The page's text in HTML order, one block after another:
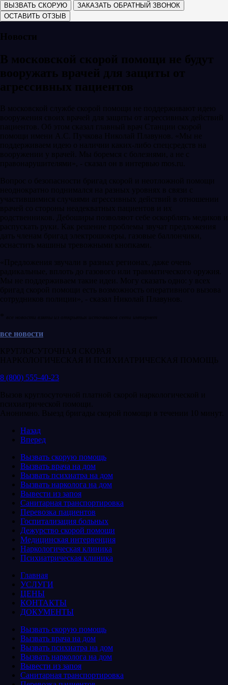
ВЫЗВАТЬ СКОРУЮ
ЗАКАЗАТЬ ОБРАТНЫЙ ЗВОНОК
ОСТАВИТЬ ОТЗЫВ
Новости
В московской скорой помощи не будут
вооружать врачей для защиты от
агрессивных пациентов
В московской службе скорой помощи не поддерживают идею
вооружения своих врачей для защиты от агрессивных действий
пациентов. Об этом сказал главный врач Станции скорой
помощи имени А.С. Пучкова Николай Плавунов. «Мы не
поддерживаем идею о наличии каких-либо спецсредств на
вооружении у врачей. Мы боремся с болезнями, а не с
правонарушителями», - сказал он в интервью mos.ru.
Вопрос о безопасности бригад скорой и неотложной помощи
неоднократно поднимался на разных уровнях в связи с
участившимися случаями агрессивных действий в отношении
врачей со стороны неадекватных пациентов и их
родственников. Дебоширы позволяют себе оскорблять медиков и
распускать руки. Как решение проблемы звучат предложения
дать членам бригад электрошокеры, газовые баллончики,
оснастить машины тревожными кнопками.
«Предложения звучали в разных регионах, даже очень
радикальные, вплоть до газового или травматического оружия.
Мы не поддерживаем такие идеи. Могу сказать одно: у всех
бригад скорой помощи есть возможность оперативного вызова
сотрудников полиции», - сказал Николай Плавунов.
все новости взяты из открытых источников сети интернет
все новости
КРУГЛОСУТОЧНАЯ СКОРАЯ
НАРКОЛОГИЧЕСКАЯ И ПСИХИАТРИЧЕСКАЯ ПОМОЩЬ
8 (800) 555-40-23
Вызов круглосуточной платной скорой наркологической и
психиатрической помощи.
Анонимно. Выезд бригады скорой помощи в течении 10 минут.
Назад
Вперед
Вызвать скорую помощь
Вызвать врача на дом
Вызвать психиатра на дом
Вызвать нарколога на дом
Вывести из запоя
Санитарная транспортировка
Перевозка пациентов
Госпитализация больных
Дежурство скорой помощи
Медицинская интервенция
Наркологическая клиника
Психиатрическая клиника
Главная
УСЛУГИ
ЦЕНЫ
КОНТАКТЫ
ДОКУМЕНТЫ
Вызвать скорую помощь
Вызвать врача на дом
Вызвать психиатра на дом
Вызвать нарколога на дом
Вывести из запоя
Санитарная транспортировка